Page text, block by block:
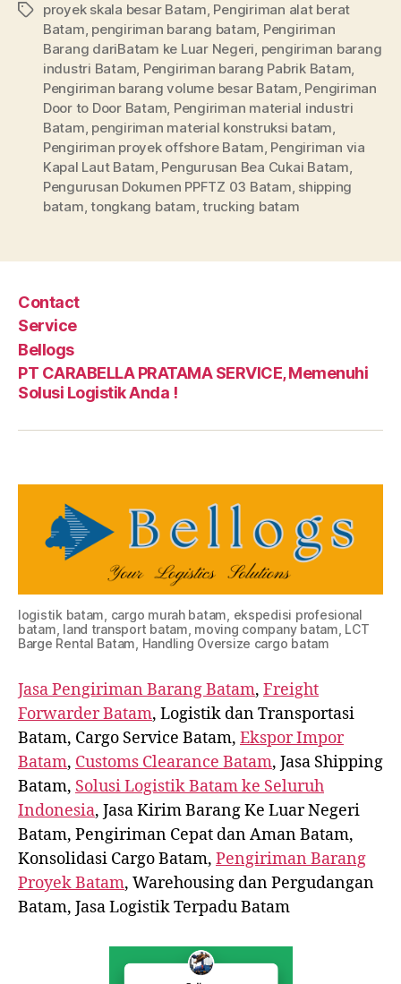
Tag proyek skala besar Batam, Pengiriman alat berat
Batam, pengiriman barang batam, Pengiriman
Barang dariBatam ke Luar Negeri, pengiriman barang
industri Batam, Pengiriman barang Pabrik Batam,
Pengiriman barang volume besar Batam, Pengiriman
Door to Door Batam, Pengiriman material industri
Batam, pengiriman material konstruksi batam,
Pengiriman proyek offshore Batam, Pengiriman via
Kapal Laut Batam, Pengurusan Bea Cukai Batam,
Pengurusan Dokumen PPFTZ 03 Batam, shipping
batam,tongkang batam,trucking batam
Contact
Service
Bellogs
PT CARABELLA PRATAMA SERVICE, Memenuhi
Solusi Logistik Anda !
logistik batam, cargo murah batam, ekspedisi profesional
batam, land transport batam, moving company batam, LCT
Barge Rental Batam, Handling Oversize cargo batam
Jasa Pengiriman Barang Batam, Freight
Forwarder Batam, Logistik dan Transportasi
Batam, Cargo Service Batam, Ekspor Impor
Batam, Customs Clearance Batam, Jasa Shipping
Batam, Solusi Logistik Batam ke Seluruh
Indonesia, Jasa Kirim Barang Ke Luar Negeri
Batam, Pengiriman Cepat dan Aman Batam,
Konsolidasi Cargo Batam, Pengiriman Barang
Proyek Batam, Warehousing dan Pergudangan
Batam, Jasa Logistik Terpadu Batam